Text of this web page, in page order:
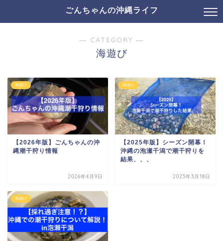
ごんちゃんの沖縄ライフ
― CATEGORY ―
海遊び
海遊び
【2026年版】ごんちゃんの沖
縄潮干狩り情報
2026年4月9日
海遊び
【2025年版】シーズン開幕！
沖縄の泡瀬干潟で潮干狩りを
結果、、、
2025年3月18日
海遊び